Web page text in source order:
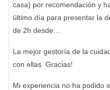
casa) por recomendación y
último día para presentar la
de 2h desde…
La mejor gestoría de la
con ellas. Gracias!
Mi experiencia no ha podido